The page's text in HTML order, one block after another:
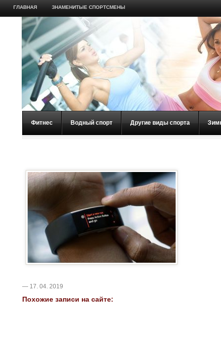
ГЛАВНАЯ ЗНАМЕНИТЫЕ СПОРТСМЕНЫ
Фитнес Водный спорт Другие виды спорта
— 17. 04. 2019
Похожие записи на сайте: